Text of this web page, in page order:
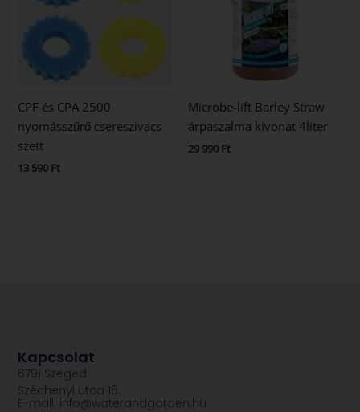
CPF és CPA 2500
nyomásszűrő csereszivacs
szett
13 590 Ft
Microbe-lift Barley Straw
árpaszalma kivonat 4liter
29 990 Ft
Kapcsolat
6791 Szeged
Széchenyi utca 16.
E-mail: info@waterandgarden.hu